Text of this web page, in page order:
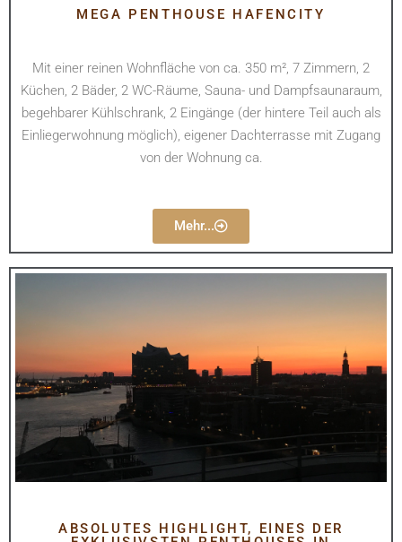
MEGA PENTHOUSE HAFENCITY
Mit einer reinen Wohnfläche von ca. 350 m², 7 Zimmern, 2
Küchen, 2 Bäder, 2 WC-Räume, Sauna- und Dampfsaunaraum,
begehbarer Kühlschrank, 2 Eingänge (der hintere Teil auch als
Einliegerwohnung möglich), eigener Dachterrasse mit Zugang
von der Wohnung ca.
Mehr...
ABSOLUTES HIGHLIGHT, EINES DER